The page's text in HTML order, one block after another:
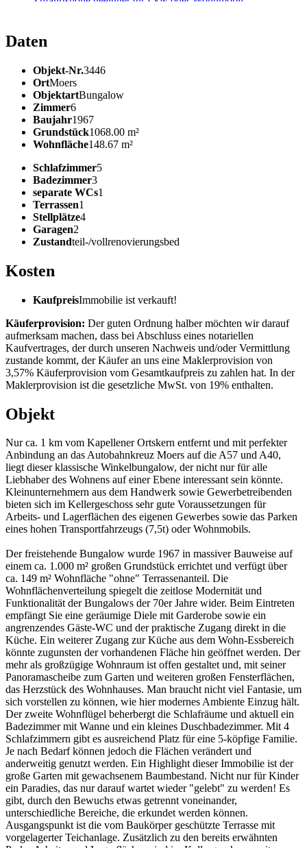
Daten
Objekt-Nr.3446
OrtMoers
ObjektartBungalow
Zimmer6
Baujahr1967
Grundstück1068.00 m²
Wohnfläche148.67 m²
Schlafzimmer5
Badezimmer3
separate WCs1
Terrassen1
Stellplätze4
Garagen2
Zustandteil-/vollrenovierungsbed
Kosten
KaufpreisImmobilie ist verkauft!
Käuferprovision: Der guten Ordnung halber möchten wir darauf
aufmerksam machen, dass bei Abschluss eines notariellen
Kaufvertrages, der durch unseren Nachweis und/oder Vermittlung
zustande kommt, der Käufer an uns eine Maklerprovision von
3,57% Käuferprovision vom Gesamtkaufpreis zu zahlen hat. In der
Maklerprovision ist die gesetzliche MwSt. von 19% enthalten.
Objekt
Nur ca. 1 km vom Kapellener Ortskern entfernt und mit perfekter
Anbindung an das Autobahnkreuz Moers auf die A57 und A40,
liegt dieser klassische Winkelbungalow, der nicht nur für alle
Liebhaber des Wohnens auf einer Ebene interessant sein könnte.
Kleinunternehmern aus dem Handwerk sowie Gewerbetreibenden
bieten sich im Kellergeschoss sehr gute Voraussetzungen für
Arbeits- und Lagerflächen des eigenen Gewerbes sowie das Parken
eines hohen Transportfahrzeugs (7,5t) oder Wohnmobils.
Der freistehende Bungalow wurde 1967 in massiver Bauweise auf
einem ca. 1.000 m² großen Grundstück errichtet und verfügt über
ca. 149 m² Wohnfläche "ohne" Terrassenanteil. Die
Wohnflächenverteilung spiegelt die zeitlose Modernität und
Funktionalität der Bungalows der 70er Jahre wider. Beim Eintreten
empfängt Sie eine geräumige Diele mit Garderobe sowie ein
angrenzendes Gäste-WC und der praktische Zugang direkt in die
Küche. Ein weiterer Zugang zur Küche aus dem Wohn-Essbereich
könnte zugunsten der vorhandenen Fläche hin geöffnet werden. Der
mehr als großzügige Wohnraum ist offen gestaltet und, mit seiner
Panoramascheibe zum Garten und weiteren großen Fensterflächen,
das Herzstück des Wohnhauses. Man braucht nicht viel Fantasie, um
sich vorstellen zu können, wie hier modernes Ambiente Einzug hält.
Der zweite Wohnflügel beherbergt die Schlafräume und aktuell ein
Badezimmer mit Wanne und ein kleines Duschbadezimmer. Mit 4
Schlafzimmern gibt es ausreichend Platz für eine 5-köpfige Familie.
Je nach Bedarf können jedoch die Flächen verändert und
anderweitig genutzt werden. Ein Highlight dieser Immobilie ist der
große Garten mit gewachsenem Baumbestand. Nicht nur für Kinder
ein Paradies, das nur darauf wartet wieder "gelebt" zu werden! Es
gibt, durch den Bewuchs etwas getrennt voneinander,
unterschiedliche Bereiche, die erkundet werden können.
Ausgangspunkt ist die vom Baukörper geschützte Terrasse mit
vorgelagerter Teichanlage. Zusätzlich zu den bereits erwähnten